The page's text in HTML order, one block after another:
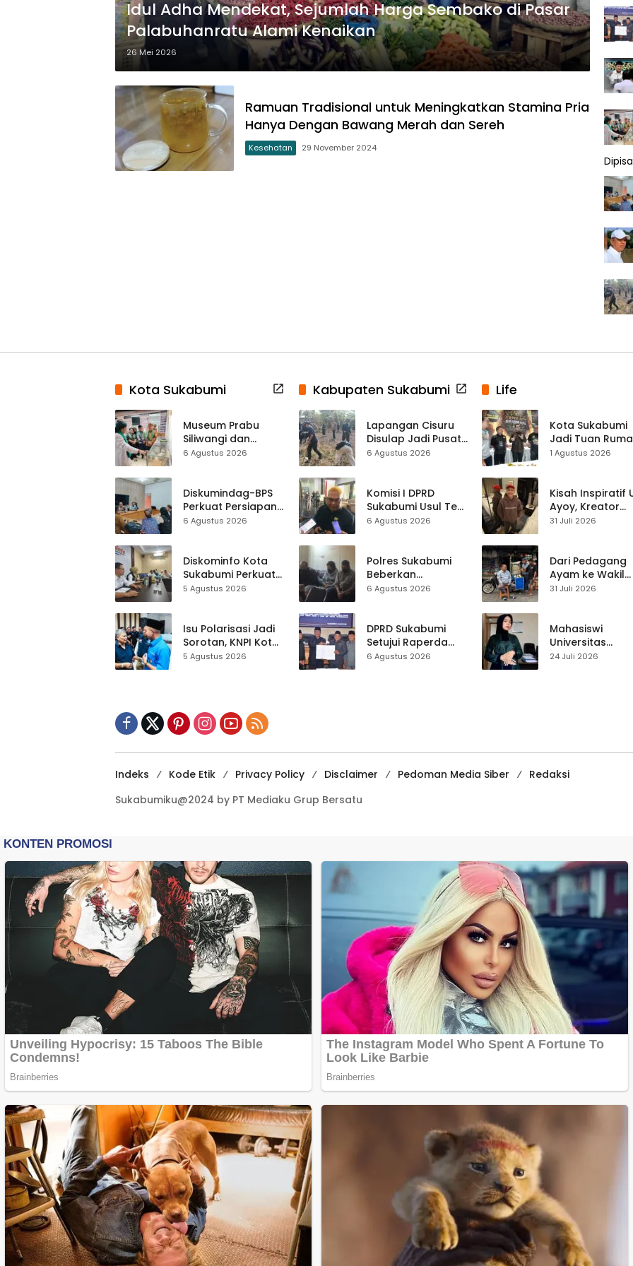
Idul Adha Mendekat, Sejumlah Harga Sembako di Pasar
Palabuhanratu Alami Kenaikan
26 Mei 2026
Ramuan Tradisional untuk Meningkatkan Stamina Pria
Hanya Dengan Bawang Merah dan Sereh
Kesehatan 29 November 2024
Kota Sukabumi
Museum Prabu
Siliwangi dan
Museum Keramik
Hampir 500 Koleksi
Dipisahkan
6 Agustus 2026
Diskumindag-BPS
Perkuat Persiapan
Sensus Ekonomi,
Terbuka Beri Data
6 Agustus 2026
Diskominfo Kota
Sukabumi Perkuat
Satu Data
Kewilayahan
Dikebut
5 Agustus 2026
Isu Polarisasi Jadi
Sorotan, KNPI Kota
Sukabumi Ajak
5 Agustus 2026
Kabupaten Sukabumi
Lapangan Cisuru
Disulap Jadi Pusat
Perayaan HUT RI,
Satukan Tenaga
6 Agustus 2026
Komisi I DPRD
Sukabumi Usul Tes
Rambut Jadi
2027
6 Agustus 2026
Polres Sukabumi
Beberkan
Kronologi
dalam Kasus Sabu
6 Agustus 2026
DPRD Sukabumi
Setujui Raperda
Disabilitas,
6 Agustus 2026
Life
Kota Sukabumi
Jadi Tuan
Kontes Batu Akik
1 Agustus 2026
Kisah Inspiratif
Ayoy, Kreator
TikTok Asal
Live Streaming
31 Juli 2026
Dari Pedagang
Ayam ke Wakil
Ketua DPRD, H.
Pasar Cisaat
31 Juli 2026
Mahasiswi
Universitas
Muhammadiyah
24 Juli 2026
Indeks Kode Etik Privacy Policy Disclaimer Pedoman Media Siber
Redaksi
Sukabumiku@2024 by PT Mediaku Grup Bersatu